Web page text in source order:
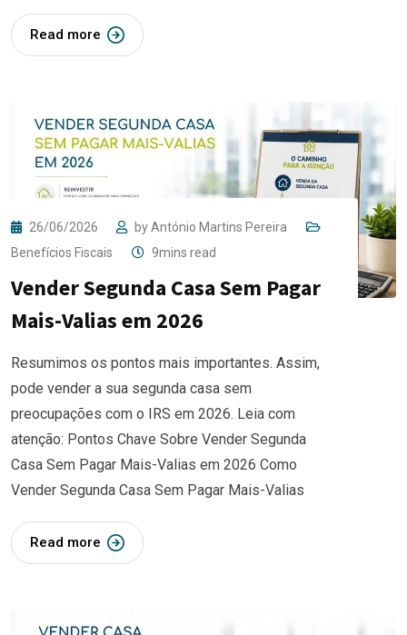
Read more
26/06/2026 byAntónio Martins Pereira
Benefícios Fiscais
9mins read
Vender Segunda Casa Sem Pagar
Mais-Valias em 2026
Resumimos os pontos mais importantes. Assim,
pode vender a sua segunda casa sem
preocupações com o IRS em 2026. Leia com
atenção: Pontos Chave Sobre Vender Segunda
Casa Sem Pagar Mais-Valias em 2026 Como
Vender Segunda Casa Sem Pagar Mais-Valias
Read more